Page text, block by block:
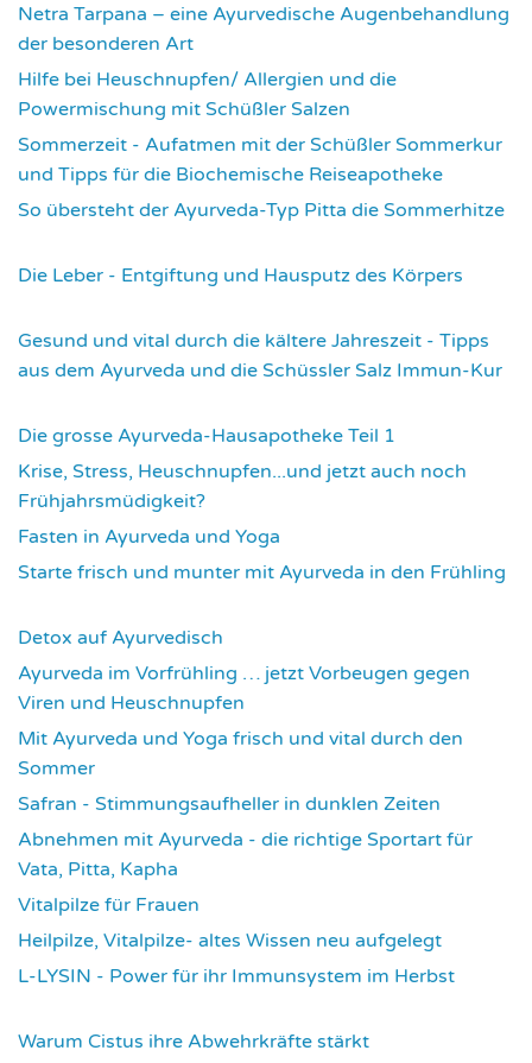
Netra Tarpana – eine Ayurvedische Augenbehandlung
der besonderen Art
Hilfe bei Heuschnupfen/ Allergien und die
Powermischung mit Schüßler Salzen
Sommerzeit - Aufatmen mit der Schüßler Sommerkur
und Tipps für die Biochemische Reiseapotheke
So übersteht der Ayurveda-Typ Pitta die Sommerhitze
Die Leber - Entgiftung und Hausputz des Körpers
Gesund und vital durch die kältere Jahreszeit - Tipps
aus dem Ayurveda und die Schüssler Salz Immun-Kur
Die grosse Ayurveda-Hausapotheke Teil 1
Krise, Stress, Heuschnupfen...und jetzt auch noch
Frühjahrsmüdigkeit?
Fasten in Ayurveda und Yoga
Starte frisch und munter mit Ayurveda in den Frühling
Detox auf Ayurvedisch
Ayurveda im Vorfrühling … jetzt Vorbeugen gegen
Viren und Heuschnupfen
Mit Ayurveda und Yoga frisch und vital durch den
Sommer
Safran - Stimmungsaufheller in dunklen Zeiten
Abnehmen mit Ayurveda - die richtige Sportart für
Vata, Pitta, Kapha
Vitalpilze für Frauen
Heilpilze, Vitalpilze- altes Wissen neu aufgelegt
L-LYSIN - Power für ihr Immunsystem im Herbst
Warum Cistus ihre Abwehrkräfte stärkt